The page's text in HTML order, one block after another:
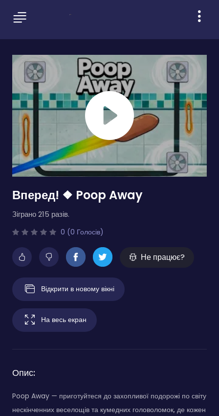
Вперед! ❖ Poop Away
Зіграно 215 разів.
0 (0 Голосів)
Не працює?
Відкрити в новому вікні
На весь екран
Опис:
Poop Away — приготуйтеся до захопливої подорожі по світу
нескінченних веселощів та кумедних головоломок, де кожен